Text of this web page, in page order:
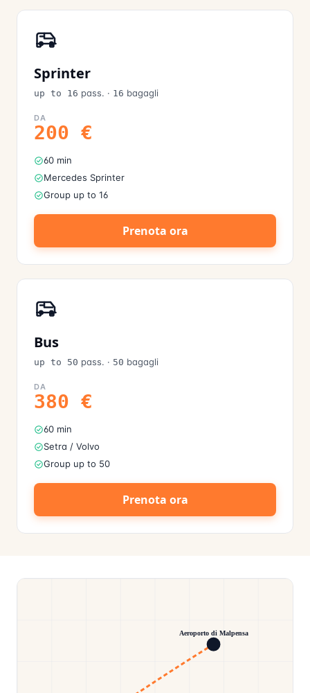
Sprinter
up to 16 pass. · 16 bagagli
DA
200 €
60 min
Mercedes Sprinter
Group up to 16
Prenota ora
Bus
up to 50 pass. · 50 bagagli
DA
380 €
60 min
Setra / Volvo
Group up to 50
Prenota ora
Aeroporto di Malpensa